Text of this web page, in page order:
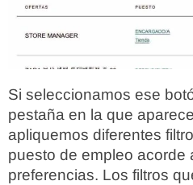
Si seleccionamos ese
pestaña en la que
apliquemos diferentes
puesto de empleo acorde
preferencias. Los filtros